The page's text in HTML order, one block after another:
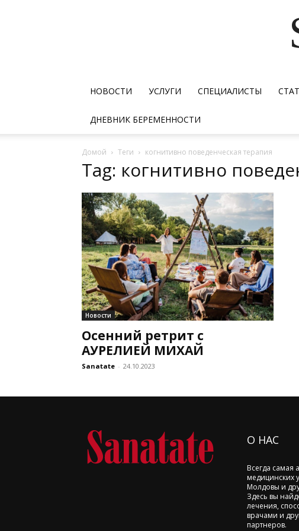
НОВОСТИ УСЛУГИ СПЕЦИАЛИСТЫ
ДНЕВНИК БЕРЕМЕННОСТИ
Домой Теги когнитивно поведенческая терапия
Tag: когнитивно
Новости
Осенний ретрит с
АУРЕЛИЕЙ МИХАЙ
Sanatate - 24.10.2023
О НАС
Всегда самая
медицинских
Молдовы и
Здесь вы
лечения,
врачами и
партнеров.